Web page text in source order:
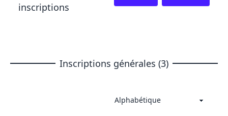
inscriptions
Inscriptions générales (3)